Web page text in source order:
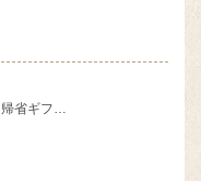
省ギフ…